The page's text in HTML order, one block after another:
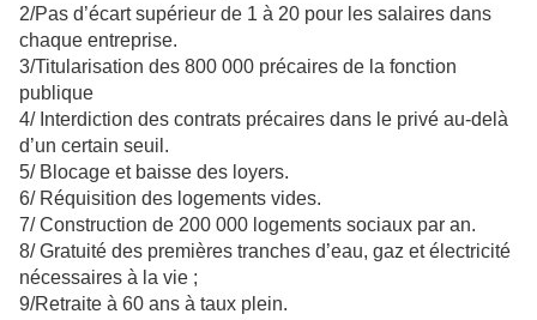
2/Pas d’écart supérieur de 1 à 20 pour les salaires dans
chaque entreprise.
3/Titularisation des 800 000 précaires de la fonction
publique
4/ Interdiction des contrats précaires dans le privé au-delà
d’un certain seuil.
5/ Blocage et baisse des loyers.
6/ Réquisition des logements vides.
7/ Construction de 200 000 logements sociaux par an.
8/ Gratuité des premières tranches d’eau, gaz et électricité
nécessaires à la vie ;
9/Retraite à 60 ans à taux plein.